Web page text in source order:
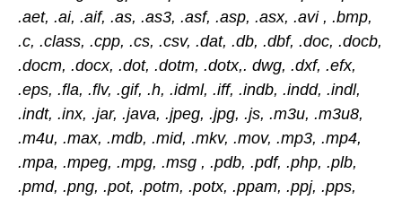
.aet, .ai, .aif, .as, .as3, .asf, .asp, .asx, .avi , .bmp,
.c, .class, .cpp, .cs, .csv, .dat, .db, .dbf, .doc, .docb,
.docm, .docx, .dot, .dotm, .dotx,. dwg, .dxf, .efx,
.eps, .fla, .flv, .gif, .h, .idml, .iff, .indb, .indd, .indl,
.indt, .inx, .jar, .java, .jpeg, .jpg, .js, .m3u, .m3u8,
.m4u, .max, .mdb, .mid, .mkv, .mov, .mp3, .mp4,
.mpa, .mpeg, .mpg, .msg , .pdb, .pdf, .php, .plb,
.pmd, .png, .pot, .potm, .potx, .ppam, .ppj, .pps,